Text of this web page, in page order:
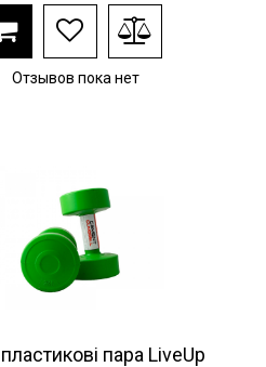
Отзывов пока нет
пластикові пара LiveUp